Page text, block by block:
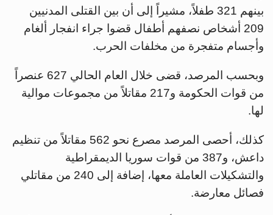
بينهم 321 طفلاً، مشيراً إلى أن بين القتلى المدنيين
209 أشخاص نصفهم أطفال قضوا جراء انفجار ألغام
وأجسام متفجرة من مخلفات الحرب.
وبحسب المرصد، قضى خلال العام الحالي 627 عنصراً
من قوات الحكومة و217 مقاتلاً من مجموعات موالية
لها.
كذلك، أحصى المرصد مصرع نحو 562 مقاتلاً من تنظيم
داعش، و387 من قوات سوريا الديمقراطية
والتشكيلات العاملة معها، إضافة إلى 240 من مقاتلي
فصائل معارضة.